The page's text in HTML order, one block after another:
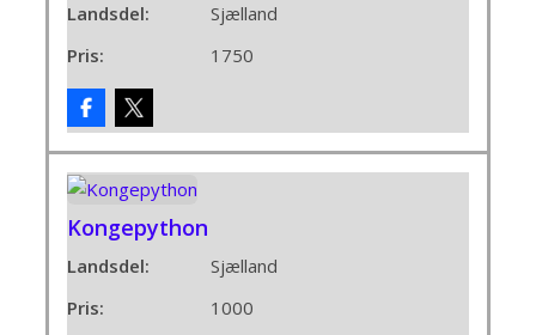
Landsdel:
Sjælland
Pris:
1750
Kongepython
Landsdel:
Sjælland
Pris:
1000